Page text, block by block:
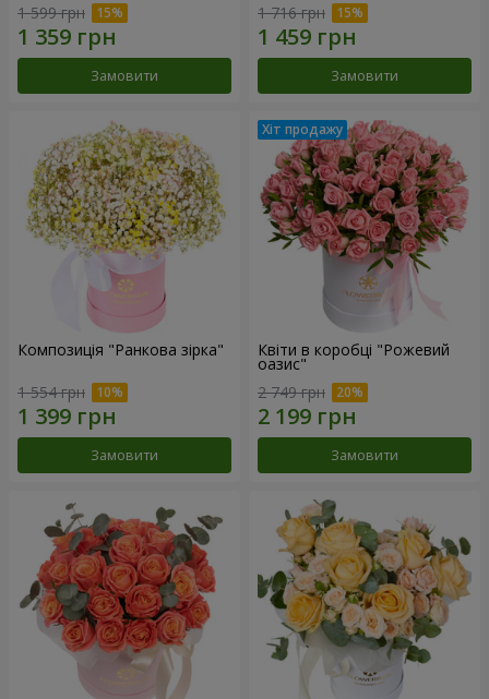
1 599 грн
Замовити
1 716 грн
Замовити
Композиція "Ранкова зірка"
1 554 грн
Замовити
Квіти в коробці "Рожевий
оазис"
2 749 грн
Замовити